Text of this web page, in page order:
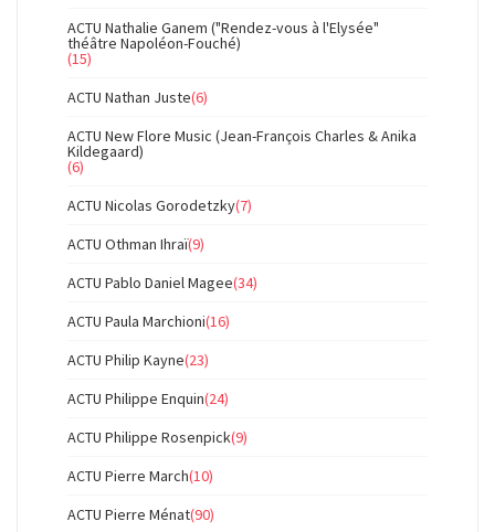
ACTU Nathalie Ganem ("Rendez-vous à l'Elysée"
théâtre Napoléon-Fouché)
(15)
ACTU Nathan Juste(6)
ACTU New Flore Music (Jean-François Charles & Anika
Kildegaard)
(6)
ACTU Nicolas Gorodetzky(7)
ACTU Othman Ihraï(9)
ACTU Pablo Daniel Magee(34)
ACTU Paula Marchioni(16)
ACTU Philip Kayne(23)
ACTU Philippe Enquin(24)
ACTU Philippe Rosenpick(9)
ACTU Pierre March(10)
ACTU Pierre Ménat(90)